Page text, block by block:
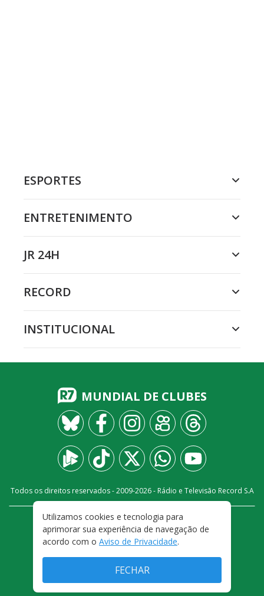
ESPORTES
ENTRETENIMENTO
JR 24H
RECORD
INSTITUCIONAL
MUNDIAL DE CLUBES
Todos os direitos reservados - 2009-2026- Rádio e Televisão Record S.A
FALE CONOSCO
PRIVACIDADE
TERMOS E CONDIÇÕES DE USO
Utilizamos cookies e tecnologia para
aprimorar sua experiência de navegação de
acordo com o Aviso de Privacidade.
FECHAR